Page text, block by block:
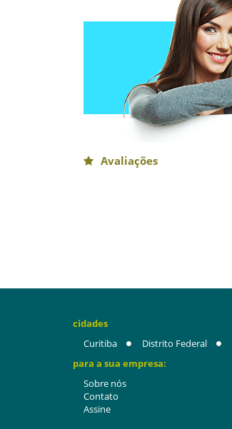
Avaliações
cidades
Curitiba
Distrito Federal
para a sua empresa:
Sobre nós
Contato
Assine